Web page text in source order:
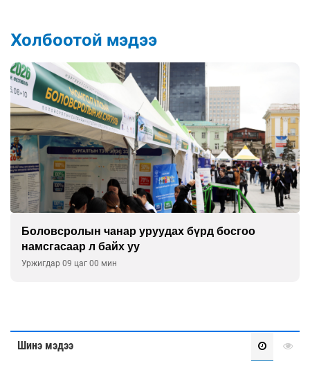
Холбоотой мэдээ
Боловсролын чанар уруудах бүрд босгоо
намсгасаар л байх уу
Уржигдар 09 цаг 00 мин
Шинэ мэдээ